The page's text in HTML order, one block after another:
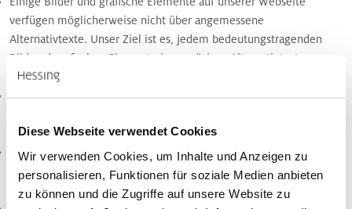
Diese Webseite verwendet Cookies
Wir verwenden Cookies, um Inhalte und Anzeigen zu
personalisieren, Funktionen für soziale Medien anbieten
zu können und die Zugriffe auf unsere Website zu
verfügen möglicherweise nicht über angemessene
Alternativtexte. Unser Ziel ist es, jedem bedeutungstragenden
Bild und grafischen Element einen präzisen Alternativtext
zuzuordnen.
Einzelne Seitenstrukturen oder Strukturelemente sind nicht mit
und das Verständnis erschweren könnte.
Einige interaktive Elemente wie Schaltflächen, Eingabefelder und
Auswahlmenüs sind nicht ausreichend beschriftet oder
zugänglich.